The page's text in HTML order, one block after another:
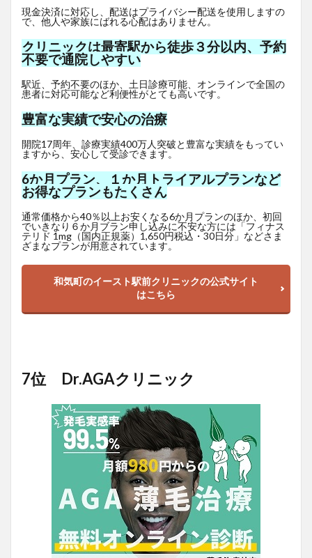
現金決済に対応し、配送はプライバシー配送を使用しますの
で、他人や家族にばれる心配はありません。
クリニックは最寄駅から徒歩３分以内、予約
不要で通院しやすい
駅近、予約不要のほか、土日診療可能、オンラインで全国の
患者に対応可能など利便性がとても高いです。
豊富な実績で安心の治療
開院17周年、診療実績400万人突破と豊富な実績をもってい
ますから、安心して受診できます。
6か月プラン、１か月トライアルプランなど
お得なプランもたくさん
通常価格から40％以上お安くなる6か月プランのほか、初回
でいきなり６か月ブラン申し込みに不安な方には「フィナス
テリド 1mg（国内正規薬）1,650円税込・30日分」などさま
ざまなプランが用意されています。
和気町のイースト駅前クリニックの公式サイト
はこちら
7位 Dr.AGAクリニック